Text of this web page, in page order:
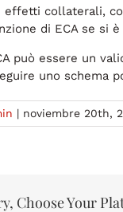
effetti collaterali,
di ECA se si
può essere un
uno schema
| noviembre 20th,
Choose Your